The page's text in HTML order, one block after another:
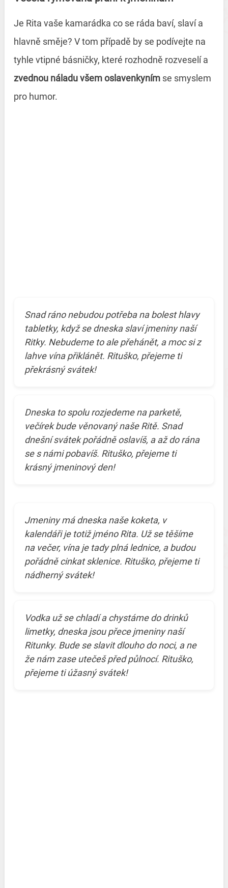
Je Rita vaše kamarádka co se ráda baví, slaví a
hlavně směje? V tom případě by se podívejte na
tyhle vtipné básničky, které rozhodně rozveselí a
zvednou náladu všem oslavenkyním se smyslem
pro humor.
Snad ráno nebudou potřeba na bolest hlavy
tabletky, když se dneska slaví jmeniny naší
Ritky. Nebudeme to ale přehánět, a moc si z
lahve vína přiklánět. Rituško, přejeme ti
překrásný svátek!
Dneska to spolu rozjedeme na parketě,
večírek bude věnovaný naše Ritě. Snad
dnešní svátek pořádně oslavíš, a až do rána
se s námi pobavíš. Rituško, přejeme ti
krásný jmeninový den!
Jmeniny má dneska naše koketa, v
kalendáři je totiž jméno Rita. Už se těšíme
na večer, vína je tady plná lednice, a budou
pořádně cinkat sklenice. Rituško, přejeme ti
nádherný svátek!
Vodka už se chladí a chystáme do drinků
limetky, dneska jsou přece jmeniny naší
Ritunky. Bude se slavit dlouho do noci, a ne
že nám zase utečeš před půlnocí. Rituško,
přejeme ti úžasný svátek!